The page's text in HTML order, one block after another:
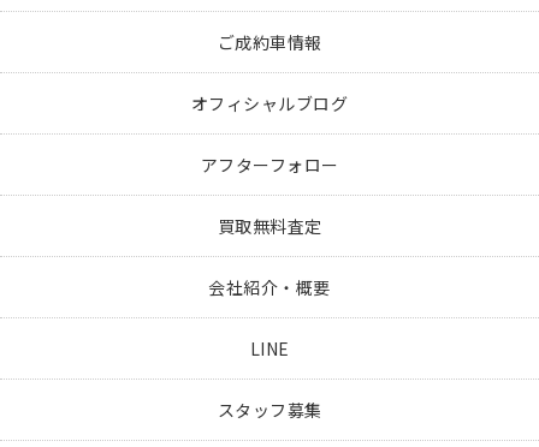
ご成約車情報
オフィシャルブログ
アフターフォロー
買取無料査定
会社紹介・概要
LINE
スタッフ募集